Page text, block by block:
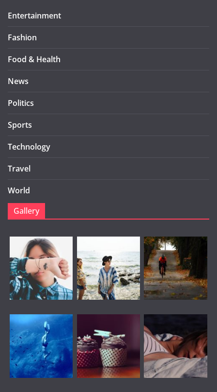
Entertainment
Fashion
Food & Health
News
Politics
Sports
Technology
Travel
World
Gallery